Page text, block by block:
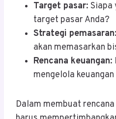
Target pasar: Siapa
target pasar Anda?
Strategi pemasaran
akan memasarkan
Rencana keuangan:
mengelola
Dalam membuat